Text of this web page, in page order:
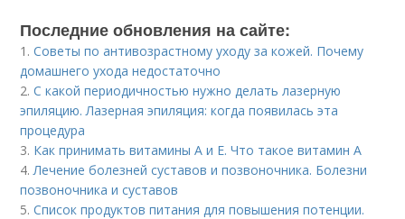
Последние обновления на сайте:
1.Советы по антивозрастному уходу за кожей. Почему
домашнего ухода недостаточно
2.С какой периодичностью нужно делать лазерную
эпиляцию. Лазерная эпиляция: когда появилась эта
процедура
3. Как принимать витамины А и Е. Что такое витамин А
4.Лечение болезней суставов и позвоночника. Болезни
позвоночника и суставов
5.Список продуктов питания для повышения потенции.